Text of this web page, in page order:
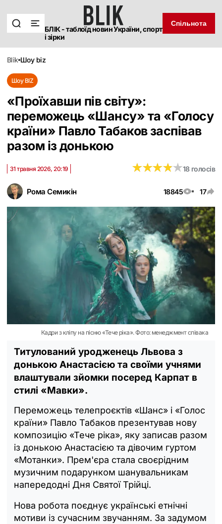
БЛІК - таблоїд новин України, спорт
і зірки
Спільнота
blik шоу biz
Шоу BIZ
«Проїхавши пів світу»:
переможець «Шансу» та «Голосу
країни» Павло Табаков заспівав
разом із донькою
Рома Семикін 18845 17
31 травня 2026, 20:19 ★★★★★
★★★★★18 голосів
Кадри з кліпу на пісню «Тече ріка». Фото: менеджмент співака
Титулований уродженець Львова з
донькою Анастасією та своїми учнями
влаштували зйомки посеред Карпат в
стилі «Мавки».
Переможець телепроєктів «Шанс» і «Голос
країни» Павло Табаков презентував нову
композицію «Тече ріка», яку записав разом
із донькою Анастасією та дівочим гуртом
«Мотанки». Прем'єра стала своєрідним
музичним подарунком шанувальникам
напередодні Дня Святої Трійці.
Нова робота поєднує українські етнічні
мотиви із сучасним звучанням. За задумом